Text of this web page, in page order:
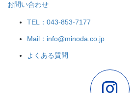
お問い合わせ
TEL：043-853-7177
Mail：info@minoda.co.jp
よくある質問